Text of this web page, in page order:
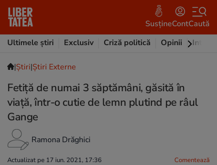
SusțineContCaută
Ultimele știri
Exclusiv Criză politică Opinii
|Ştiri|Știri Externe
Fetiță de numai 3 săptămâni, găsită în
viață, într-o cutie de lemn plutind pe râul
Gange
Ramona Drăghici
Actualizat pe 17 iun. 2021, 17:36 Comentează